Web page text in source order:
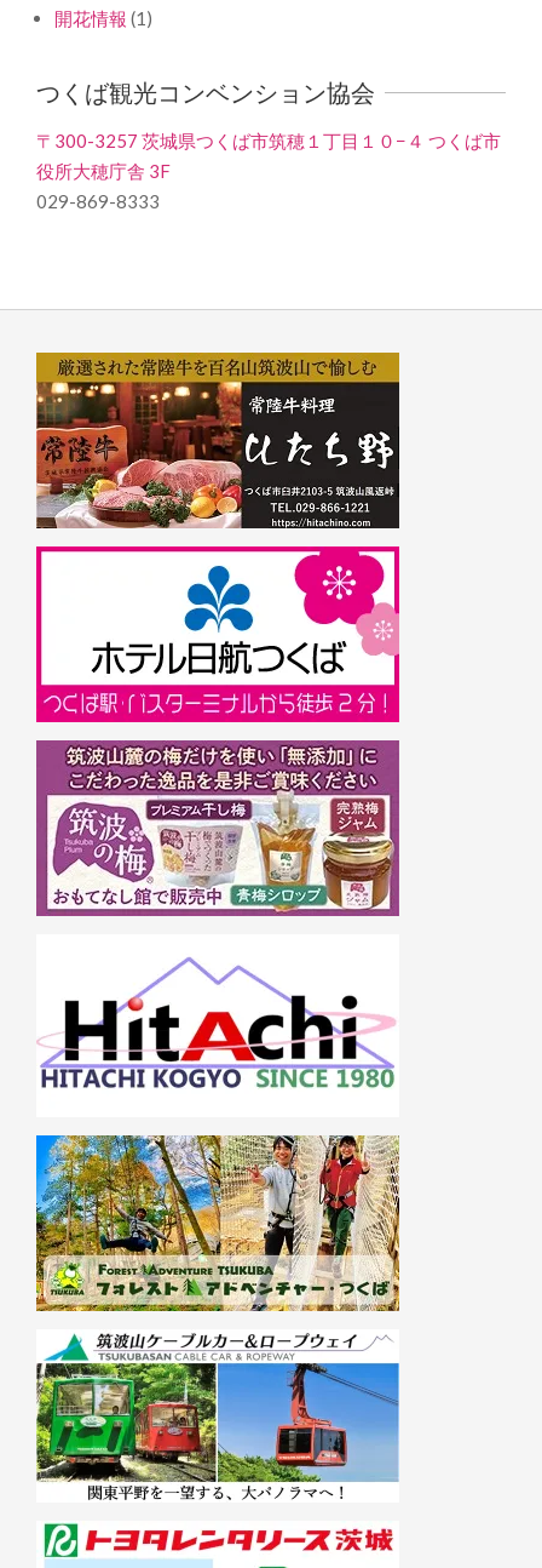
開花情報 (1)
つくば観光コンベンション協会
〒300-3257 茨城県つくば市筑穂１丁目１０−４ つくば市
役所大穂庁舎 3F
029-869-8333